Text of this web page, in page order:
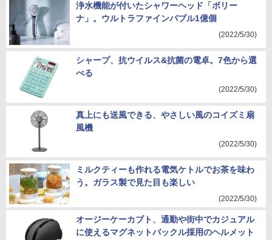
浄水機能が付いたシャワーヘッド「ボリー
ナ」。ウルトラファインバブル1億個
(2022/5/30)
シャープ、抗ウイルス&抗菌の電卓。7色から選
べる
(2022/5/30)
真上にも送風できる、やさしい風のコイズミ扇
風機
(2022/5/30)
ミルクティーも作れる電気ケトルでお茶を味わ
う。ガラス製で見た目も楽しい
(2022/5/30)
オージーケーカブト、通勤や街中でカジュアル
に使えるマグネットバックル採用のヘルメット